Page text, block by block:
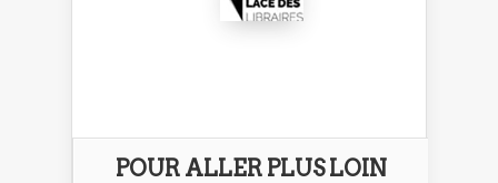
POUR ALLER PLUS LOIN